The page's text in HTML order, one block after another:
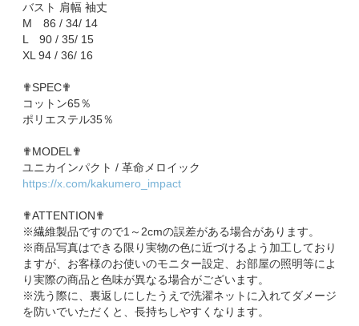
バスト 肩幅 袖丈
M 86 / 34/ 14
L 90 / 35/ 15
XL 94 / 36/ 16
✟SPEC✟
コットン65％
ポリエステル35％
✟MODEL✟
ユニカインパクト / 革命メロイック
https://x.com/kakumero_impact
✟ATTENTION✟
※繊維製品ですので1～2cmの誤差がある場合があります。
※商品写真はできる限り実物の色に近づけるよう加工しており
ますが、お客様のお使いのモニター設定、お部屋の照明等によ
り実際の商品と色味が異なる場合がございます。
※洗う際に、裏返しにしたうえで洗濯ネットに入れてダメージ
を防いでいただくと、長持ちしやすくなります。